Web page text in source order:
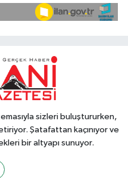
sizleri buluştururken,
Şatafattan kaçınıyor ve
bir altyapı sunuyor.